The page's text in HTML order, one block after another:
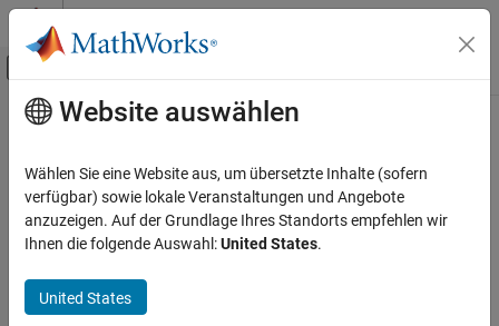
Weiter zum Inhalt
Umschaltung für Off-Canvas-
Startseite der Dokumentation
Hauptinhalt
How useful was this information?
Website auswählen
Wählen Sie eine Website aus, um übersetzte Inhalte (sofern
verfügbar) sowie lokale Veranstaltungen und Angebote
anzuzeigen. Auf der Grundlage Ihres Standorts empfehlen wir
Ihnen die folgende Auswahl:United States.
United States